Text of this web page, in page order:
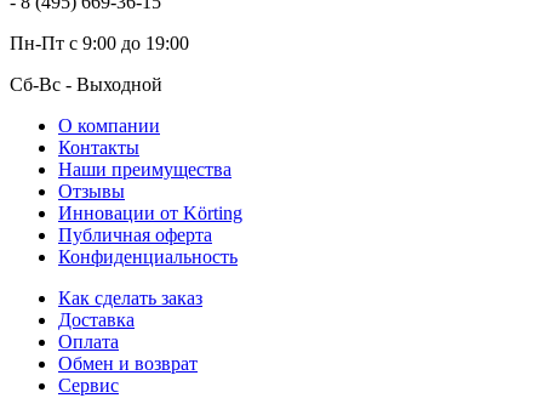
Пн-Пт с 9:00 до 19:00
Сб-Вс - Выходной
О компании
Контакты
Наши преимущества
Отзывы
Инновации от Körting
Публичная оферта
Конфиденциальность
Как сделать заказ
Доставка
Оплата
Обмен и возврат
Сервис